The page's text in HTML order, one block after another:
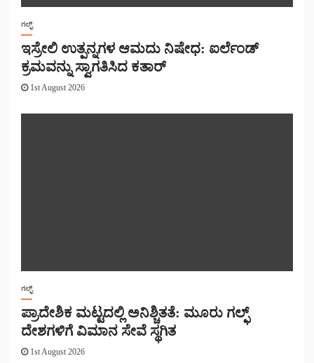
ಗಲ್ಫ್
ಇಸ್ರೇಲಿ ಉತ್ಪನ್ನಗಳ ಆಮದು ನಿಷೇಧ: ಐರ್ಲೆಂಡ್
ಕ್ರಮವನ್ನು ಸ್ವಾಗತಿಸಿದ ಕತಾರ್
1st August 2026
ಗಲ್ಫ್
ಪ್ರಾದೇಶಿಕ ಮಟ್ಟದಲ್ಲಿ ಅನಿಶ್ಚಿತತೆ: ಮೂರು ಗಲ್ಫ್
ದೇಶಗಳಿಗೆ ವಿಮಾನ ಸೇವೆ ಸ್ಥಗಿತ
1st August 2026